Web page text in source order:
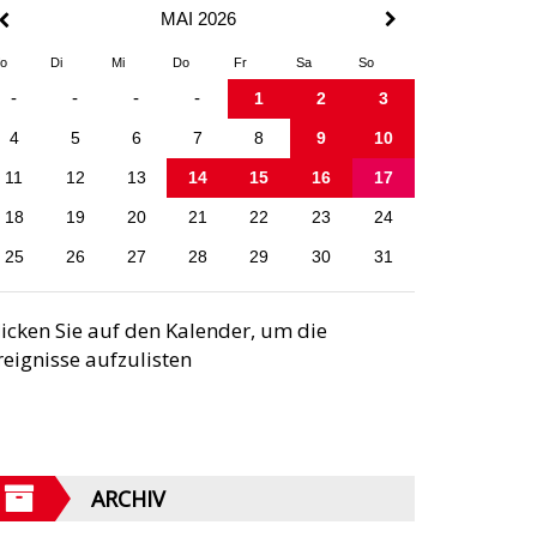
MAI 2026
Di Mi Do Fr Sa So
- - - - 1 2 3
4 5 6 7 8 9 10
11 12 13 14 15 16 17
18 19 20 21 22 23 24
25 26 27 28 29 30 31
Sie auf den Kalender, um die
aufzulisten
ARCHIV